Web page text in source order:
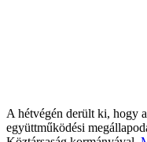
A hétvégén derült ki, hogy
együttműködési